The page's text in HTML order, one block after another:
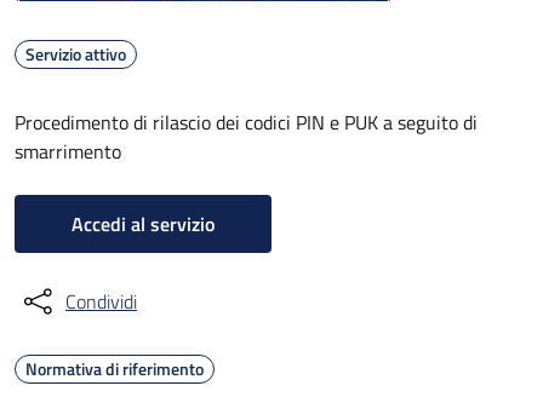
Servizio attivo
Procedimento di rilascio dei codici PIN e PUK a seguito di
smarrimento
Accedi al servizio
Condividi
Normativa di riferimento